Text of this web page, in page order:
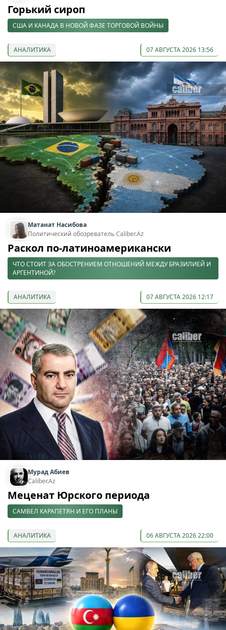
Горький сироп
США И КАНАДА В НОВОЙ ФАЗЕ ТОРГОВОЙ ВОЙНЫ
АНАЛИТИКА 07 АВГУСТА 2026 13:56
Матанат Насибова
Политический обозреватель Caliber.Az
Раскол по-латиноамерикански
ЧТО СТОИТ ЗА ОБОСТРЕНИЕМ ОТНОШЕНИЙ МЕЖДУ БРАЗИЛИЕЙ И
АРГЕНТИНОЙ?
АНАЛИТИКА 07 АВГУСТА 2026 12:17
Мурад Абиев
Caliber.Az
Меценат Юрского периода
САМВЕЛ КАРАПЕТЯН И ЕГО ПЛАНЫ
АНАЛИТИКА 06 АВГУСТА 2026 22:00